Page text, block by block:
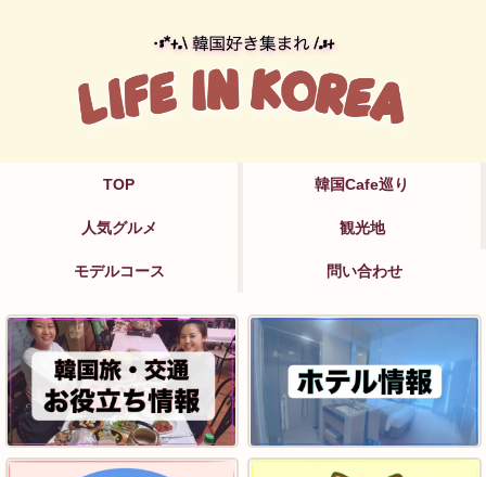
TOP 韓国Cafe巡り
人気グルメ 観光地
モデルコース 問い合わせ